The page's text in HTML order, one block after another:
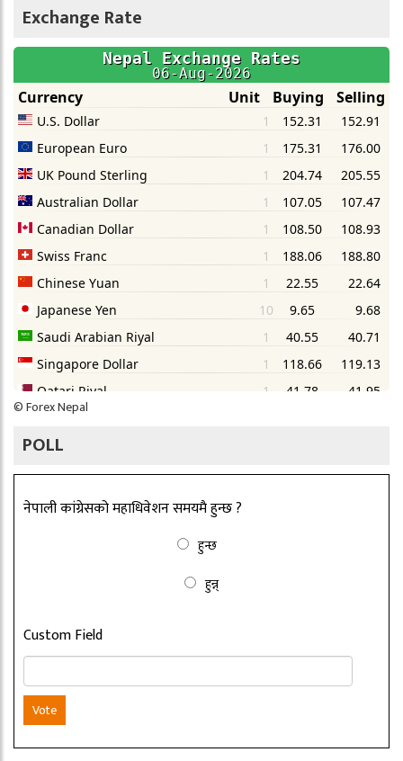
Exchange Rate
©Forex Nepal
POLL
नेपाली कांग्रेसको महाधिवेशन समयमै हुन्छ ?
हुन्छ
हुन्न्
Custom Field
Vote